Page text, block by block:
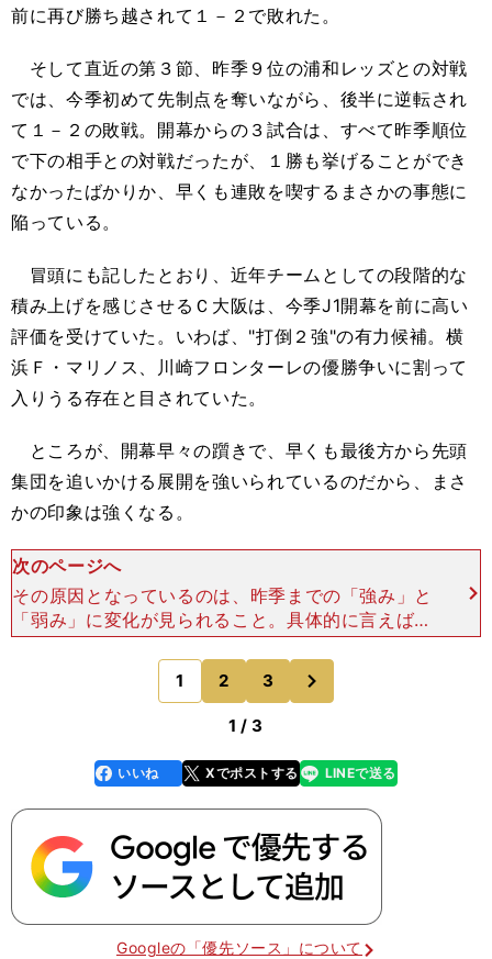
前に再び勝ち越されて１－２で敗れた。
そして直近の第３節、昨季９位の浦和レッズとの対戦
では、今季初めて先制点を奪いながら、後半に逆転され
て１－２の敗戦。開幕からの３試合は、すべて昨季順位
で下の相手との対戦だったが、１勝も挙げることができ
なかったばかりか、早くも連敗を喫するまさかの事態に
陥っている。
冒頭にも記したとおり、近年チームとしての段階的な
積み上げを感じさせるＣ大阪は、今季J1開幕を前に高い
評価を受けていた。いわば、"打倒２強"の有力候補。横
浜Ｆ・マリノス、川崎フロンターレの優勝争いに割って
入りうる存在と目されていた。
ところが、開幕早々の躓きで、早くも最後方から先頭
集団を追いかける展開を強いられているのだから、まさ
かの印象は強くなる。
次のページへ
その原因となっているのは、昨季までの「強み」と
「弱み」に変化が見られること。具体的に言えば、
昨季までの弱みであった攻撃には改善が見られるも
のの、強みであったはずの守備にほころびがうかが
えるからだ。「
1 2 3
のページへ
1 / 3
faceboo
k
いいね Xでポストする
line LINEで送る
Googleの「優先ソース」について